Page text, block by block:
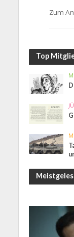
Zum
Top